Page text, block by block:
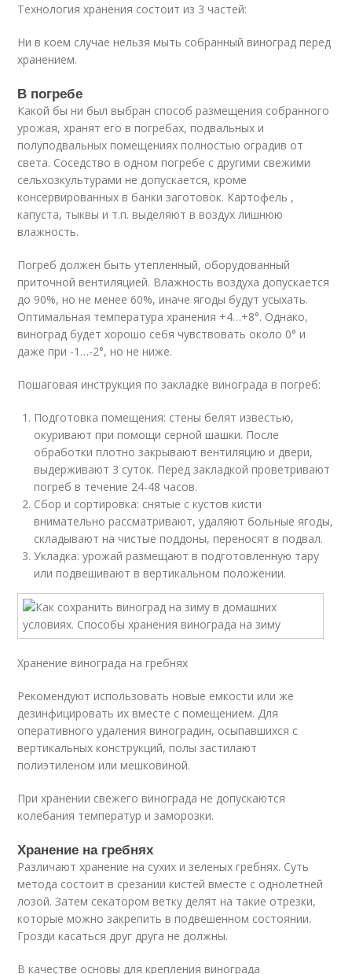
Технология хранения состоит из 3 частей:
Ни в коем случае нельзя мыть собранный виноград перед
хранением.
В погребе
Какой бы ни был выбран способ размещения собранного
урожая, хранят его в погребах, подвальных и
полуподвальных помещениях полностью оградив от
света. Соседство в одном погребе с другими свежими
сельхозкультурами не допускается, кроме
консервированных в банки заготовок. Картофель ,
капуста, тыквы и т.п. выделяют в воздух лишнюю
влажность.
Погреб должен быть утепленный, оборудованный
приточной вентиляцией. Влажность воздуха допускается
до 90%, но не менее 60%, иначе ягоды будут усыхать.
Оптимальная температура хранения +4…+8°. Однако,
виноград будет хорошо себя чувствовать около 0° и
даже при -1…-2°, но не ниже.
Пошаговая инструкция по закладке винограда в погреб:
Подготовка помещения: стены белят известью,
окуривают при помощи серной шашки. После
обработки плотно закрывают вентиляцию и двери,
выдерживают 3 суток. Перед закладкой проветривают
погреб в течение 24-48 часов.
Сбор и сортировка: снятые с кустов кисти
внимательно рассматривают, удаляют больные ягоды,
складывают на чистые поддоны, переносят в подвал.
Укладка: урожай размещают в подготовленную тару
или подвешивают в вертикальном положении.
Хранение винограда на гребнях
Рекомендуют использовать новые емкости или же
дезинфицировать их вместе с помещением. Для
оперативного удаления виноградин, осыпавшихся с
вертикальных конструкций, полы застилают
полиэтиленом или мешковиной.
При хранении свежего винограда не допускаются
колебания температур и заморозки.
Хранение на гребнях
Различают хранение на сухих и зеленых гребнях. Суть
метода состоит в срезании кистей вместе с однолетней
лозой. Затем секатором ветку делят на такие отрезки,
которые можно закрепить в подвешенном состоянии.
Грозди касаться друг друга не должны.
В качестве основы для крепления винограда